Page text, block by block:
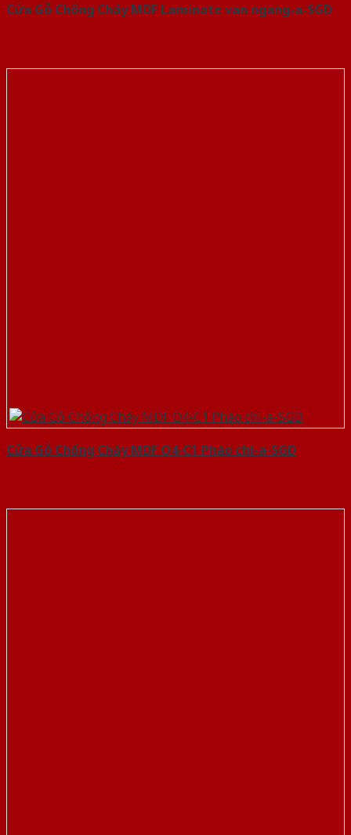
Cửa Gỗ Chống Cháy MDF Laminate van ngang-a-SGD
Cửa Gỗ Chống Cháy MDF O4-C1 Phào chi-a-SGD